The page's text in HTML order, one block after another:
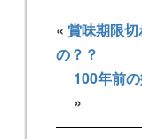
« 賞味期限
の？？
100年前
»